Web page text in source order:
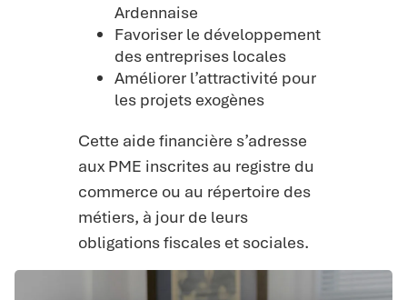
Ardennaise
Favoriser le développement
des entreprises locales
Améliorer l’attractivité pour
les projets exogènes
Cette aide financière s’adresse
aux PME inscrites au registre du
commerce ou au répertoire des
métiers, à jour de leurs
obligations fiscales et sociales.